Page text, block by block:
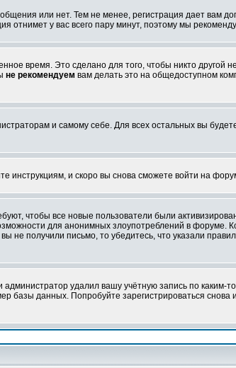
или нет. Тем не менее, регистрация дает вам
отнимет у вас всего пару минут, поэтому мы
время. Это сделано для того, чтобы никто другой
не рекомендуем вам делать это на общедоступном
и самому себе. Для всех остальных вы
инструкциям, и скоро вы снова сможете войти на
чтобы все новые пользователи были
для анонимных злоупотреблений в форуме.
не получили письмо, то убедитесь, что указали
удалил вашу учётную запись по каким-
базы данных. Попробуйте зарегистрироваться снова